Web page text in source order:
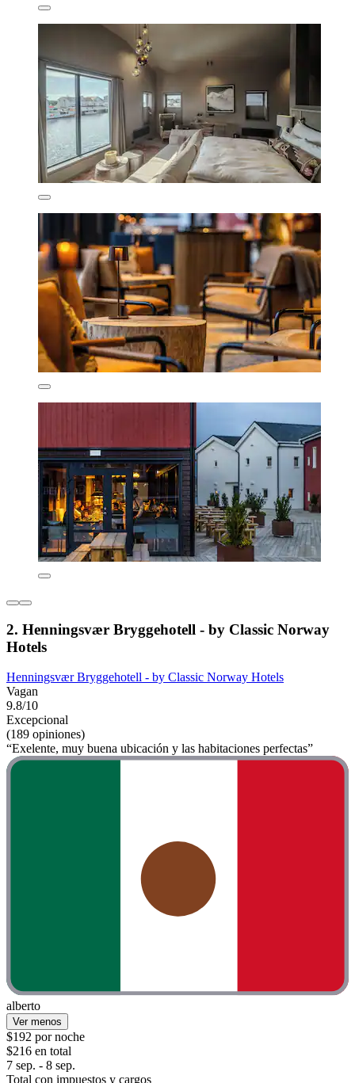
2. Henningsvær Bryggehotell - by Classic Norway
Hotels
Henningsvær Bryggehotell - by Classic Norway Hotels
Vagan
9.8/10
Excepcional
(189 opiniones)
“Exelente, muy buena ubicación y las habitaciones perfectas”
alberto
Ver menos
$192 por noche
$216 en total
7 sep. - 8 sep.
Total con impuestos y cargos